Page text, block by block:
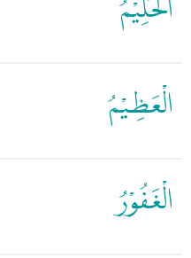
الْحَلِيْمُ
الْعَظِيْمُ
الْغَفُوْرُ